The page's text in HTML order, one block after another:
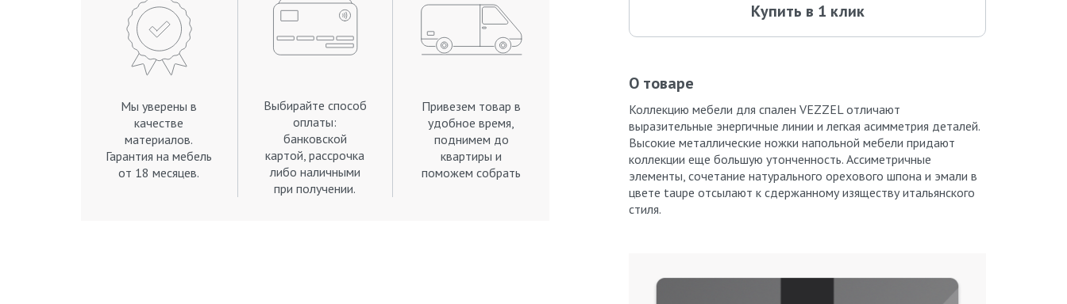
Мы уверены в
качестве
материалов.
Гарантия на мебель
от 18 месяцев.
Выбирайте способ
оплаты:
банковской
картой, рассрочка
либо наличными
при получении.
Привезем товар в
удобное время,
поднимем до
квартиры и
поможем собрать
Купить в 1 клик
О товаре
Коллекцию мебели для спален VEZZEL отличают
выразительные энергичные линии и легкая асимметрия деталей.
Высокие металлические ножки напольной мебели придают
коллекции еще большую утонченность. Ассиметричные
элементы, сочетание натурального орехового шпона и эмали в
цвете taupe отсылают к сдержанному изяществу итальянского
стиля.